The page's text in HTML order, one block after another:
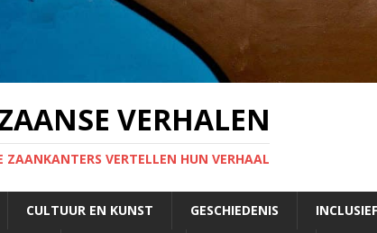
VERHALEN
ZAANKANTERS VERTELLEN HUN VERHAAL
CULTUUR EN KUNST GESCHIEDENIS